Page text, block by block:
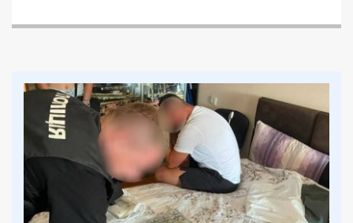
Документи про вступ створювалися заднім
За два роки через схему незаконно оформили
майже 3,5 тисячі чоловіків призовного віку.
Близько 3 тисяч із них отримали підстави для
відстрочки від мобілізації.
При цьому ліцензійний обсяг набору до
аспірантури було перевищено у 13 разів: заклад
мав право прийняти не більше 265 аспірантів.